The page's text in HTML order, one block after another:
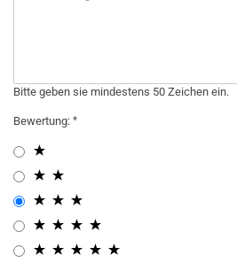
Bitte geben sie mindestens 50 Zeichen ein.
Bewertung: